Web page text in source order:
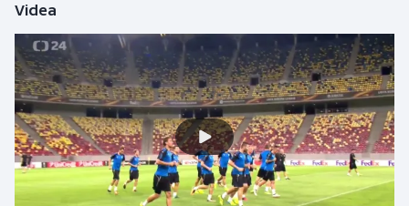
Videa